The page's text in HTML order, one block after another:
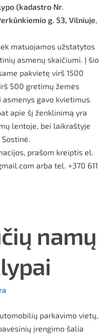
(kadastro Nr.
g. 53, Vilniuje,
matuojamos užstatytos
asmenų skaičiumi. Į šio
pakvietę virš 1500
500 gretimų žemės
gavo kvietimus
apie šį ženklinimą yra
lentoje, bei laikraštyje
prašom kreiptis el.
arba tel. +370 611
namų
parkavimo vietų,
įrengimo šalia